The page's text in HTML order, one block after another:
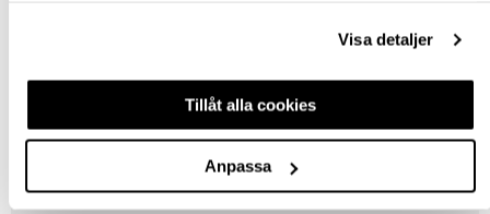
Visa detaljer
Tillåt alla cookies
Anpassa